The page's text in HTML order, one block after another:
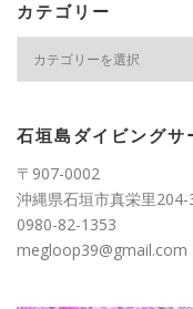
ブ
カテゴリー
ー
石垣島ダイビング
〒907-0002
沖縄県石垣市真栄里204-
0980-82-1353
megloop39@gmail.com